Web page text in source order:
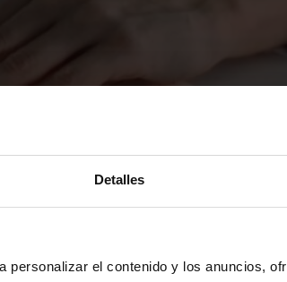
Detalles
personalizar el contenido y los anuncios,